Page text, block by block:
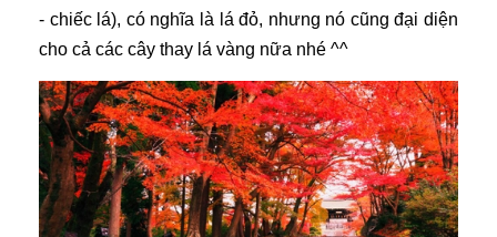
- chiếc lá), có nghĩa là lá đỏ, nhưng nó cũng đại diện
cho cả các cây thay lá vàng nữa nhé ^^